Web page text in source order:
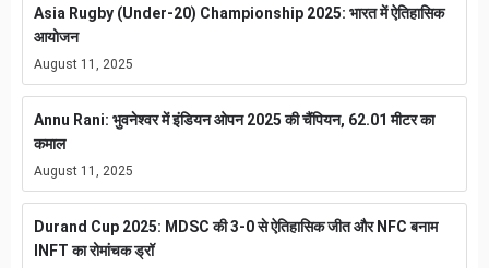
Asia Rugby (Under-20) Championship 2025: भारत में ऐतिहासिक
आयोजन
August 11, 2025
Annu Rani: भुवनेश्वर में इंडियन ओपन 2025 की चैंपियन, 62.01 मीटर का
कमाल
August 11, 2025
Durand Cup 2025: MDSC की 3-0 से ऐतिहासिक जीत और NFC बनाम
INFT का रोमांचक ड्रॉ